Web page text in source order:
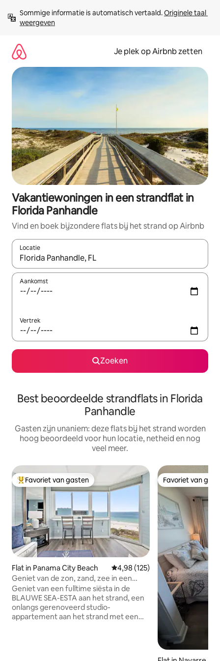
direct
naar
Sommige informatie is automatisch vertaald. Originele taal
weergeven
Je plek op Airbnb zetten
Vakantiewoningen in een strandflat in
Florida Panhandle
Vind en boek bijzondere flats bij het strand op Airbnb
Locatie
Wanneer er resultaten beschikbaar zijn, maak je een keuze
Aankomst
Vertrek
Zoeken
Best beoordeelde strandflats in Florida
Panhandle
Gasten zijn unaniem: deze flats bij het strand worden
hoog beoordeeld voor hun locatie, netheid en nog
veel meer.
Topfavoriet van gasten
Favoriet van gasten
Flat in Panama City Beach Gemiddelde beoordeling van
4,98 (125)
Geniet van de zon, zand, zee in een
studio aan het strand
Geniet van een fulltime siësta in de
BLAUWE SEA-ESTA aan het strand, een
onlangs gerenoveerd studio-
appartement aan het strand met een
Favoriet van
Favoriet van